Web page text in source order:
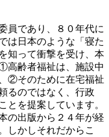
員であり、８０年代に
は日本のような「寝た
知って衝撃を受け、本
高齢者福祉は、施設中
②そのために在宅福祉
るのではなく、行政
とを提案しています。
の出版から２４年が経
しかしそれだからこ